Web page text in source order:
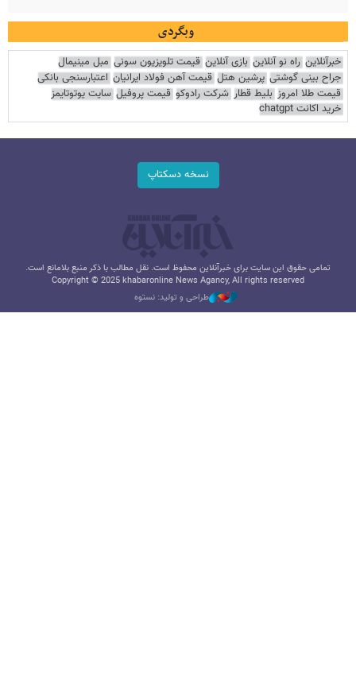
وبگردی
خبرآنلاین راه نو آنلاین بازی آنلاین قیمت تلویزیون سونی مبل مینیمال
جراح بینی گوشتی پرشین هتل قیمت آهن فولاد ایرانیان اعتبارسنجی بانکی
قیمت طلا امروز بلیط قطار شرکت رادوکو قیمت پروفیل سایت یوتوتایمز
خرید اکانت chatgpt
نسخه دسکتاپ
تمامی حقوق این سایت برای خبرآنلاین محفوظ است. نقل مطالب با ذکر منبع بلامانع است.
Copyright © 2025 khabaronline News Agancy, All rights reserved
طراحی و تولید: نستوه